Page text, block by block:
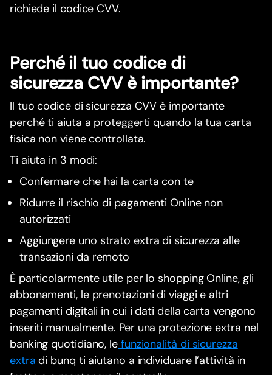
richiede il codice CVV.
Perché il tuo codice di
sicurezza CVV è importante?
Il tuo codice di sicurezza CVV è importante
perché ti aiuta a proteggerti quando la tua carta
fisica non viene controllata.
Ti aiuta in 3 modi:
Confermare che hai la carta con te
Ridurre il rischio di pagamenti Online non
autorizzati
Aggiungere uno strato extra di sicurezza alle
transazioni da remoto
È particolarmente utile per lo shopping Online, gli
abbonamenti, le prenotazioni di viaggi e altri
pagamenti digitali in cui i dati della carta vengono
inseriti manualmente. Per una protezione extra nel
banking quotidiano, le funzionalità di sicurezza
extra di bunq ti aiutano a individuare l’attività in